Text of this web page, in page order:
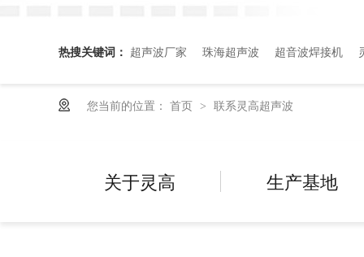
热搜关键词： 超声波厂家 珠海超声波 超音波焊接机
您当前的位置： 首页 > 联系灵高超声波
关于灵高 生产基地